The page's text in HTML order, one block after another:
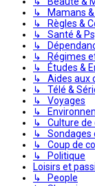
↳ Mamans &
↳ Règles &
↳ Santé &
↳
↳ Régimes
↳ Études &
↳ Aides aux
↳ Télé &
↳ Voyages
↳
↳ Culture de
↳ Sondages
↳ Coup de
↳ Politique
Loisirs et
↳ People